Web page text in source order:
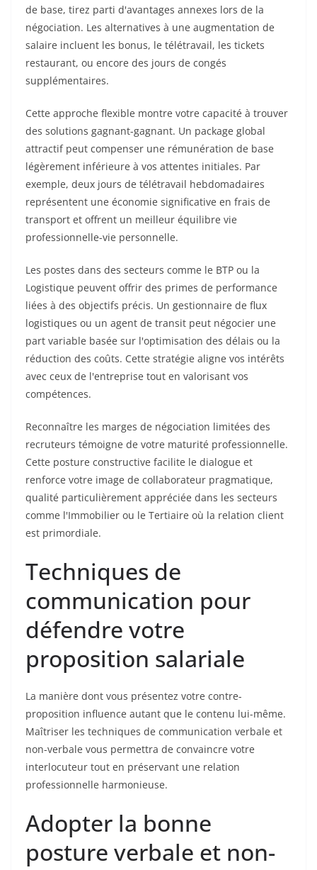
de base, tirez parti d'avantages annexes lors de la
négociation. Les alternatives à une augmentation de
salaire incluent les bonus, le télétravail, les tickets
restaurant, ou encore des jours de congés
supplémentaires.
Cette approche flexible montre votre capacité à trouver
des solutions gagnant-gagnant. Un package global
attractif peut compenser une rémunération de base
légèrement inférieure à vos attentes initiales. Par
exemple, deux jours de télétravail hebdomadaires
représentent une économie significative en frais de
transport et offrent un meilleur équilibre vie
professionnelle-vie personnelle.
Les postes dans des secteurs comme le BTP ou la
Logistique peuvent offrir des primes de performance
liées à des objectifs précis. Un gestionnaire de flux
logistiques ou un agent de transit peut négocier une
part variable basée sur l'optimisation des délais ou la
réduction des coûts. Cette stratégie aligne vos intérêts
avec ceux de l'entreprise tout en valorisant vos
compétences.
Reconnaître les marges de négociation limitées des
recruteurs témoigne de votre maturité professionnelle.
Cette posture constructive facilite le dialogue et
renforce votre image de collaborateur pragmatique,
qualité particulièrement appréciée dans les secteurs
comme l'Immobilier ou le Tertiaire où la relation client
est primordiale.
Techniques de
communication pour
défendre votre
proposition salariale
La manière dont vous présentez votre contre-
proposition influence autant que le contenu lui-même.
Maîtriser les techniques de communication verbale et
non-verbale vous permettra de convaincre votre
interlocuteur tout en préservant une relation
professionnelle harmonieuse.
Adopter la bonne
posture verbale et non-